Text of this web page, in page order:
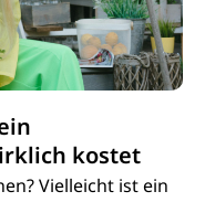
kostet
Vielleicht ist ein